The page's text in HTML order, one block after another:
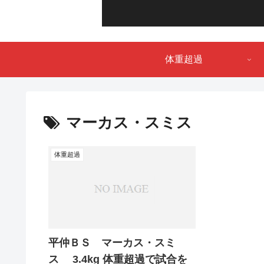
体重超過
マーカス・スミス
体重超過
平仲ＢＳ マーカス・スミ
ス 3.4kg 体重超過で試合を